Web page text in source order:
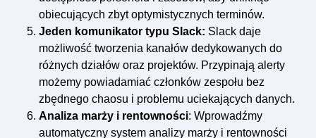
obiecujących zbyt optymistycznych terminów.
Jeden komunikator typu Slack: Slack daje
możliwość tworzenia kanałów dedykowanych do
różnych działów oraz projektów. Przypinają alerty
możemy powiadamiać członków zespołu bez
zbędnego chaosu i problemu uciekających danych.
Analiza marży i rentowności: Wprowadźmy
automatyczny system analizy marży i rentowności